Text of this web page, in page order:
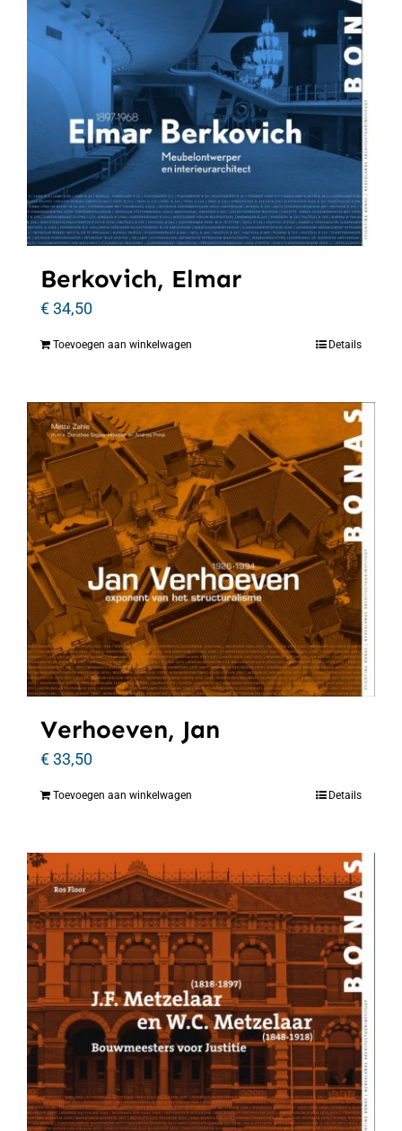
Berkovich, Elmar
€34,50
Toevoegen aan winkelwagen Details
Verhoeven, Jan
€33,50
Toevoegen aan winkelwagen Details